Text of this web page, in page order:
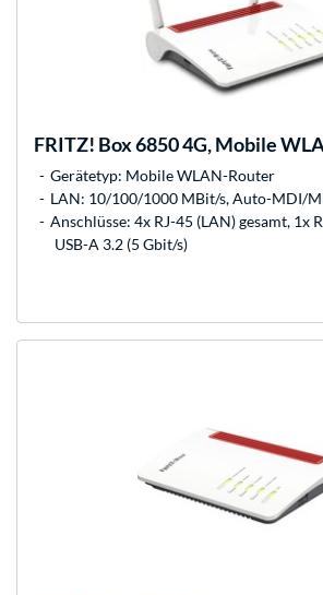
FRITZ! Box 6850 4G, Mobile
Gerätetyp: Mobile WLAN-Router
LAN: 10/100/1000 MBit/s, Auto-MDI/
Anschlüsse: 4x RJ-45 (LAN) gesamt, 1x
USB-A 3.2 (5 Gbit/s)